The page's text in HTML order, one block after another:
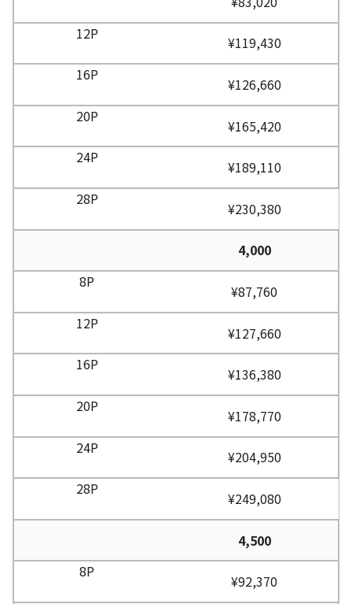
¥119,430
¥126,660
¥165,420
¥189,110
¥230,380
4,000
¥87,760
¥127,660
¥136,380
¥178,770
¥204,950
¥249,080
4,500
¥92,370